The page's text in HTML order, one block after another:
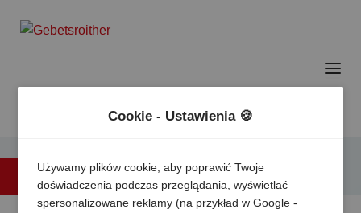
Powrót do listy
Cookie - Ustawienia 🍪
Używamy plików cookie, aby poprawić Twoje
doświadczenia podczas przeglądania, wyświetlać
spersonalizowane reklamy (na przykład w Google -